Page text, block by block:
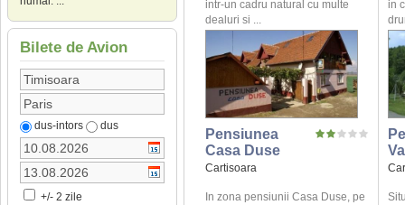
Bilete de Avion
dus-intors dus
+/- 2 zile
intr-un cadru natural cu multe
dealuri si ...
in
Pensiunea
Casa Duse
Cartisoara
In zona pensiunii Casa Duse, pe